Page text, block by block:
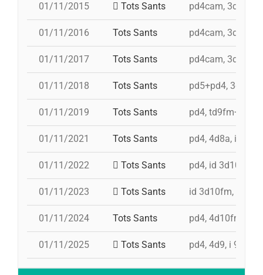
01/11/2015 Tots Sants pd4cam, 3d9fa,
01/11/2016 Tots Sants pd4cam,
01/11/2017 Tots Sants pd4cam,
01/11/2018 Tots Sants pd5+pd4,
01/11/2019 Tots Sants pd4, td9fm+id
01/11/2021 Tots Sants pd4, 4d8a, i
01/11/2022 Tots Sants pd4, id 3d10fm,
01/11/2023 Tots Sants id 3d10fm,
01/11/2024 Tots Sants pd4, 4d10fm, id
01/11/2025 Tots Sants pd4, 4d9, i 9d9f,